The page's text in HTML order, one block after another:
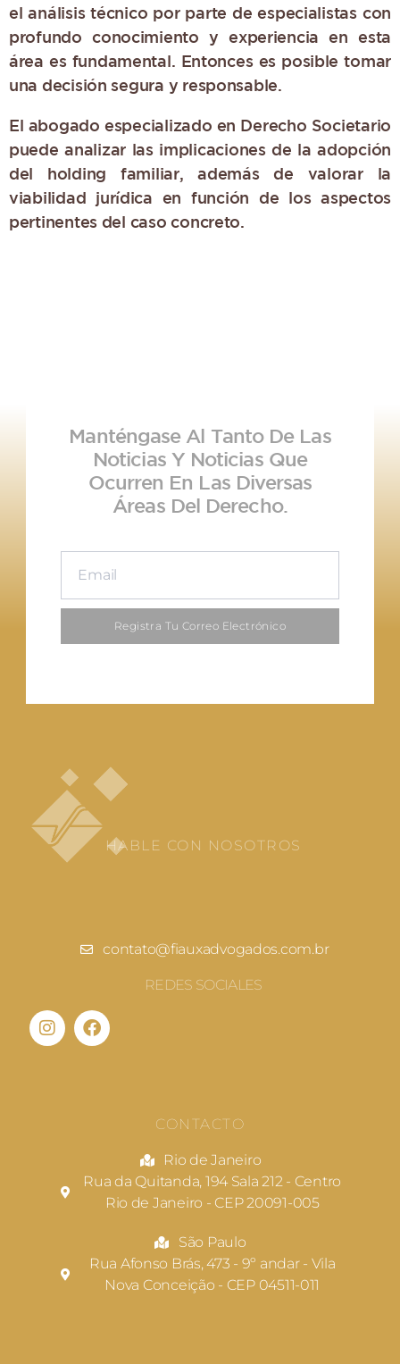
el análisis técnico por parte de especialistas con
profundo conocimiento y experiencia en esta
área es fundamental. Entonces es posible tomar
una decisión segura y responsable.
El abogado especializado en Derecho Societario
puede analizar las implicaciones de la adopción
del holding familiar, además de valorar la
viabilidad jurídica en función de los aspectos
pertinentes del caso concreto.
Manténgase Al Tanto De Las
Noticias Y Noticias Que
Ocurren En Las Diversas
Áreas Del Derecho.
Registra Tu Correo Electrónico
HABLE CON NOSOTROS
contato@fiauxadvogados.com.br
REDES SOCIALES
CONTACTO
Rio de Janeiro
Rua da Quitanda, 194 Sala 212 - Centro
Rio de Janeiro - CEP 20091-005
São Paulo
Rua Afonso Brás, 473 - 9º andar - Vila
Nova Conceição - CEP 04511-011